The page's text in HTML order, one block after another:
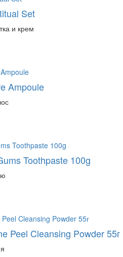
Set
и крем
Ampoule
Toothpaste 100g
Peel Cleansing Powder 55г